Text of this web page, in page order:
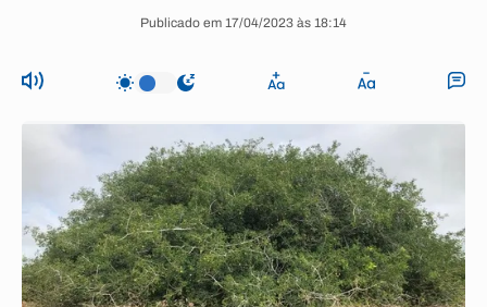
Publicado em 17/04/2023 às 18:14